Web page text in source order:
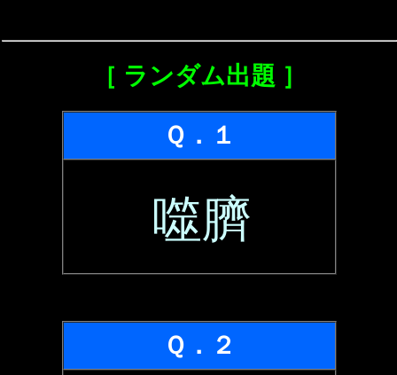
［ ランダム出題 ］
Ｑ．１
噬臍
Ｑ．２